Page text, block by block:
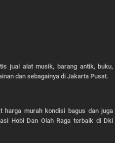
jual alat musik, barang antik, buku,
dan sebagainya di Jakarta Pusat.
harga murah kondisi bagus dan juga
Hobi Dan Olah Raga terbaik di Dki